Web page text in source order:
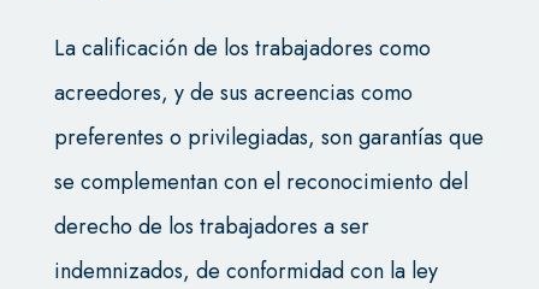
La calificación de los trabajadores como
acreedores, y de sus acreencias como
preferentes o privilegiadas, son garantías que
se complementan con el reconocimiento del
derecho de los trabajadores a ser
indemnizados, de conformidad con la ley